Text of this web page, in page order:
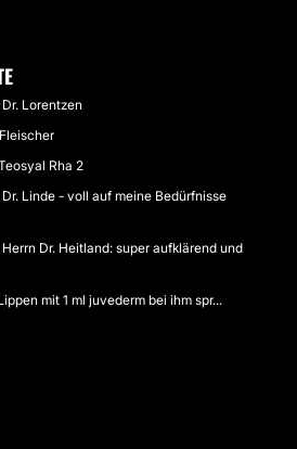
Lorentzen
Rha 2
Linde - voll auf meine Bedürfnisse
Dr. Heitland: super aufklärend und
mit 1 ml juvederm bei ihm spr...